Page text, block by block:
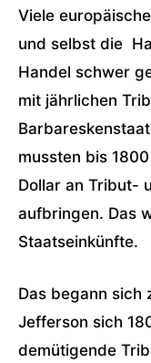
Viele
und selbst die
Handel schwer
mit jährlichen
mussten bis
Dollar an Tribut-
aufbringen. Das
Staatseinkünfte.
Das begann sich
Jefferson sich
demütigende